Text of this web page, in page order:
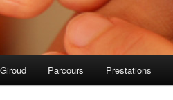
Parcours Prestations